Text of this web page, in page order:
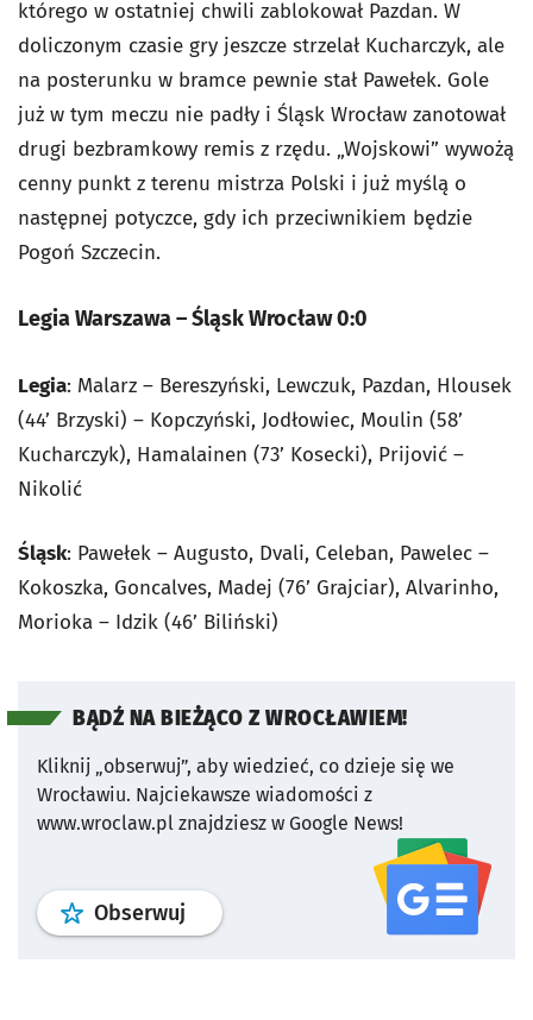
którego w ostatniej chwili zablokował Pazdan. W
doliczonym czasie gry jeszcze strzelał Kucharczyk, ale
na posterunku w bramce pewnie stał Pawełek. Gole
już w tym meczu nie padły i Śląsk Wrocław zanotował
drugi bezbramkowy remis z rzędu. „Wojskowi” wywożą
cenny punkt z terenu mistrza Polski i już myślą o
następnej potyczce, gdy ich przeciwnikiem będzie
Pogoń Szczecin.
Legia Warszawa – Śląsk Wrocław 0:0
Legia: Malarz – Bereszyński, Lewczuk, Pazdan, Hlousek
(44’ Brzyski) – Kopczyński, Jodłowiec, Moulin (58’
Kucharczyk), Hamalainen (73’ Kosecki), Prijović –
Nikolić
Śląsk: Pawełek – Augusto, Dvali, Celeban, Pawelec –
Kokoszka, Goncalves, Madej (76’ Grajciar), Alvarinho,
Morioka – Idzik (46’ Biliński)
BĄDŹ NA BIEŻĄCO Z WROCŁAWIEM!
Kliknij „obserwuj”, aby wiedzieć, co dzieje się we
Wrocławiu. Najciekawsze wiadomości z
www.wroclaw.pl znajdziesz w Google News!
Obserwuj profil serwisu